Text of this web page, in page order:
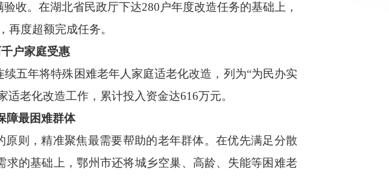
。在湖北省民政厅下达280户年度改造任务的基础上，
度超额完成任务。
户家庭受惠
年将特殊困难老年人家庭适老化改造，列为“为民办实
老化改造工作，累计投入资金达616万元。
障最困难群体
则，精准聚焦最需要帮助的老年群体。在优先满足分散
的基础上，鄂州市还将城乡空巢、高龄、失能等困难老